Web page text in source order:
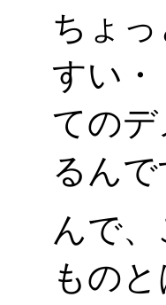
ちょ
すい
ての
るんで
んで
もの